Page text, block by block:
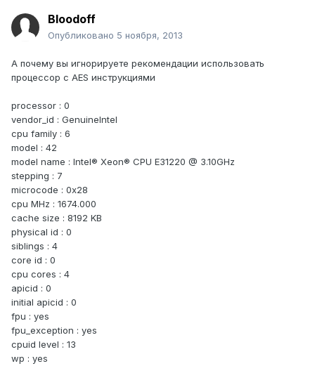
Bloodoff
Опубликовано 5 ноября, 2013
А почему вы игнорируете рекомендации использовать
процессор с AES инструкциями
processor : 0
vendor_id : GenuineIntel
cpu family : 6
model : 42
model name : Intel® Xeon® CPU E31220 @ 3.10GHz
stepping : 7
microcode : 0x28
cpu MHz : 1674.000
cache size : 8192 KB
physical id : 0
siblings : 4
core id : 0
cpu cores : 4
apicid : 0
initial apicid : 0
fpu : yes
fpu_exception : yes
cpuid level : 13
wp : yes